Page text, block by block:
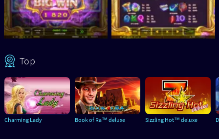
Top
Charming Lady Book of Ra™ deluxe Sizzling Hot™ deluxe